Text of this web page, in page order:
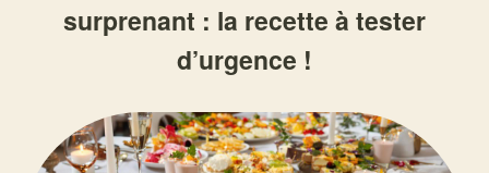
surprenant : la recette à tester
d’urgence !